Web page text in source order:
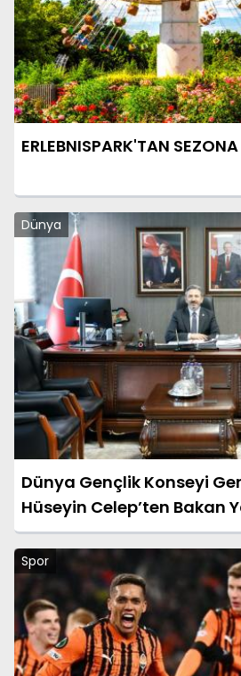
ERLEBNISPARK'TAN
Dünya
Dünya Gençlik Konseyi
Hüseyin Celep’ten Bakan
Aydın’a Ziyaret
Spor